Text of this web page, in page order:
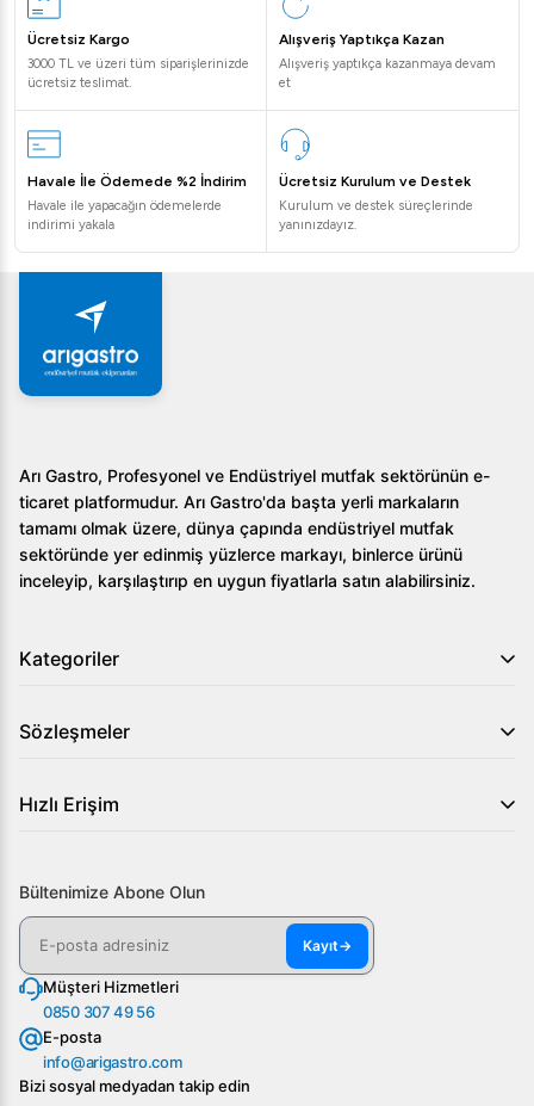
Ücretsiz Kargo
3000 TL ve üzeri tüm siparişlerinizde
ücretsiz teslimat.
Alışveriş Yaptıkça Kazan
Alışveriş yaptıkça kazanmaya devam
et
Havale İle Ödemede %2 İndirim
Havale ile yapacağın ödemelerde
indirimi yakala
Ücretsiz Kurulum ve Destek
Kurulum ve destek süreçlerinde
yanınızdayız.
Arı Gastro, Profesyonel ve Endüstriyel mutfak sektörünün e-
ticaret platformudur. Arı Gastro'da başta yerli markaların
tamamı olmak üzere, dünya çapında endüstriyel mutfak
sektöründe yer edinmiş yüzlerce markayı, binlerce ürünü
inceleyip, karşılaştırıp en uygun fiyatlarla satın alabilirsiniz.
Kategoriler
Sözleşmeler
Hızlı Erişim
Bültenimize Abone Olun
Kayıt→
Müşteri Hizmetleri
0850 307 49 56
E-posta
info@arigastro.com
Bizi sosyal medyadan takip edin